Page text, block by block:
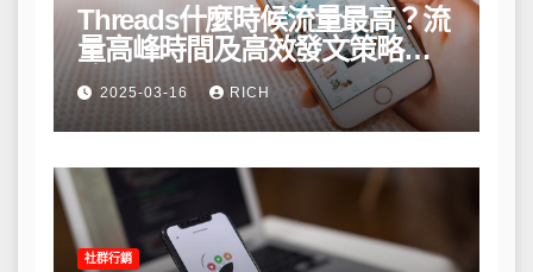
Threads什麼時候流量最高？流
量高峰時間及高效發文策略攻
略2025-03-16 RICH
社群行銷